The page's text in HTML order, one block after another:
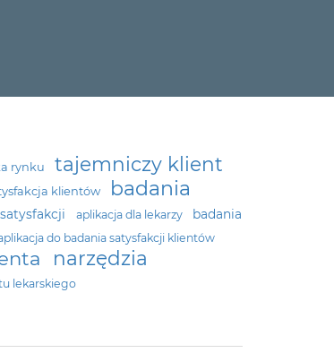
rynku tajemniczy klient
klientów badania
aplikacja dla lekarzy
badania
do badania satysfakcji klientów
narzędzia
lekarskiego